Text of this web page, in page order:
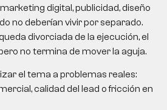
digital, publicidad, diseño
no deberían vivir por separado.
divorciada de la ejecución, el
no termina de mover la aguja.
el tema a problemas reales:
calidad del lead o fricción en